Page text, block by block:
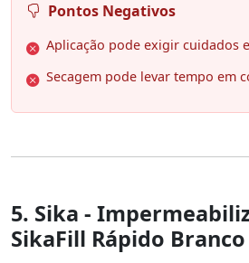
Pontos Negativos
Aplicação pode exigir cuidados
Secagem pode levar tempo em
5. Sika -
SikaFill Rápido